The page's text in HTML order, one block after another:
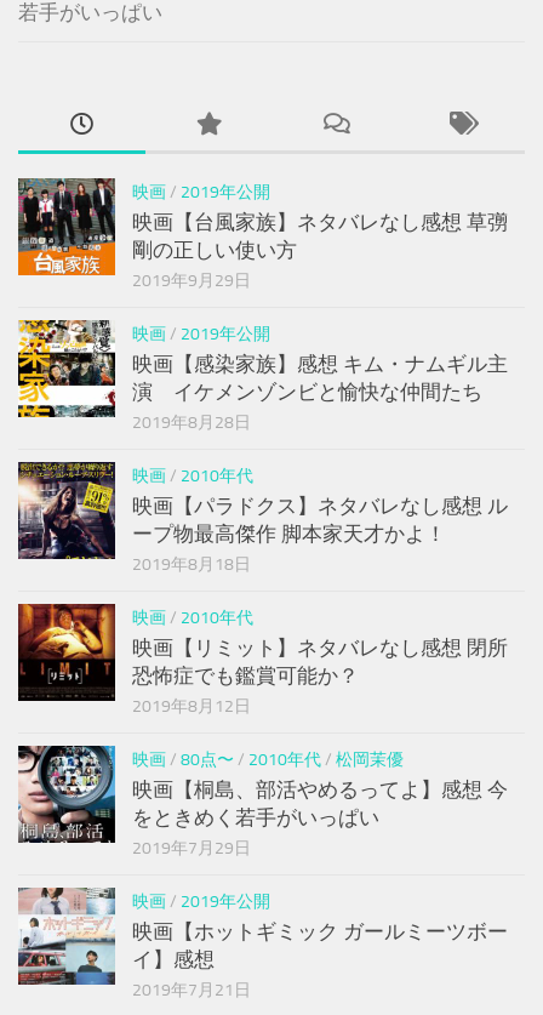
若手がいっぱい
映画/ 2019年公開
映画【台風家族】ネタバレなし感想 草彅
剛の正しい使い方
2019年9月29日
映画/ 2019年公開
映画【感染家族】感想 キム・ナムギル主
演 イケメンゾンビと愉快な仲間たち
2019年8月28日
映画/ 2010年代
映画【パラドクス】ネタバレなし感想 ル
ープ物最高傑作 脚本家天才かよ！
2019年8月18日
映画/ 2010年代
映画【リミット】ネタバレなし感想 閉所
恐怖症でも鑑賞可能か？
2019年8月12日
映画/ 80点〜 / 2010年代/ 松岡茉優
映画【桐島、部活やめるってよ】感想 今
をときめく若手がいっぱい
2019年7月29日
映画/ 2019年公開
映画【ホットギミック ガールミーツボー
イ】感想
2019年7月21日